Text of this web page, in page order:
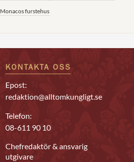
Monacos furstehus
KONTAKTA OSS
Epost:
redaktion@alltomkungligt.se
Telefon:
08-611 90 10
Chefredaktör & ansvarig
utgivare